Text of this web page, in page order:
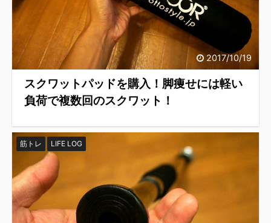
2017/10/19
スクワットパッドを購入！脚痩せには軽い
負荷で複数回のスクワット！
筋トレ LIFE LOG